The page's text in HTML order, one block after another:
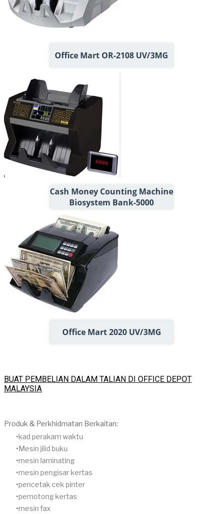
Office Mart OR-2108 UV/3MG
Cash Money Counting Machine
Biosystem Bank-5000
Office Mart 2020 UV/3MG
BUAT PEMBELIAN DALAM TALIAN DI OFFICE DEPOT
MALAYSIA
Produk & Perkhidmatan Berkaitan:
​kad perakam waktu
Mesin jilid buku
mesin laminating
mesin pengisar kertas
pencetak cek pinter
pemotong kertas
mesin fax